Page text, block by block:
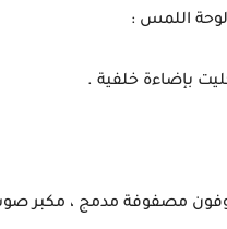
اللمس :
بإضاءة خلفية .